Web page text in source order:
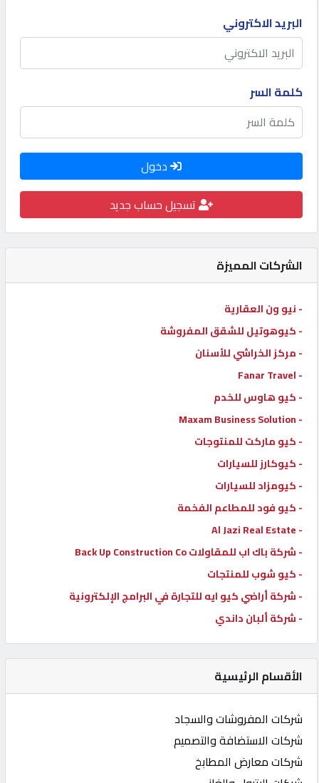
كيو
مزاد
كيو
نمبر
كارز
كيو
ماركت
القطري
POWERED
QHOST
البريد الاكتروني
كلمة السر
دخول
تسجيل حساب جديد
الشركات المميزة
- نيو ون العقارية
- كيوهوتيل للشقق المفروشة
- مركز الخراشي للأسنان
- Fanar Travel
- كيو هاوس للخدم
- Maxam Business Solution
- كيو ماركت للمنتوجات
- كيوكارز للسيارات
- كيومزاد للسيارات
- كيو فود للمطاعم الفخمة
- Al Jazi Real Estate
- شركة باك اب للمقاولات Back Up Construction Co
- كيو شوب للمنتجات
- شركة أراضي كيو ايه للتجارة في البرامج الإلكترونية
- شركة ألبان داندي
الأقسام الرئيسية
شركات المفروشات والسجاد
شركات الاستضافة والتصميم
شركات معارض المطابخ